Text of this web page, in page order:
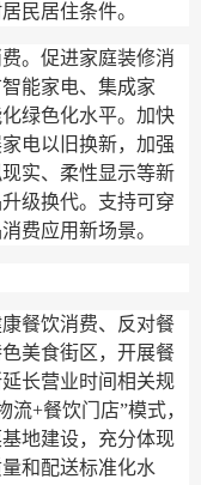
民居住条件。
。 促进家庭装修消
能家电、集成家
绿色化水平。加快
电以旧换新，加强
实、柔性显示等新
级换代。支持可穿
费应用新场景。
餐饮消费、反对餐
美食街区，开展餐
长营业时间相关规
+餐饮门店”模式，
地建设，充分体现
和配送标准化水